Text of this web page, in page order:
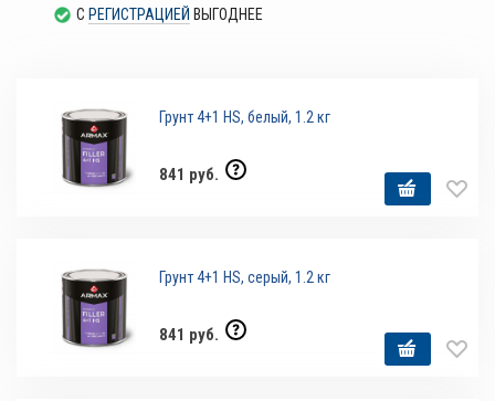
С РЕГИСТРАЦИЕЙ ВЫГОДНЕЕ
Грунт 4+1 HS, белый, 1.2 кг
841 руб.
Грунт 4+1 HS, серый, 1.2 кг
841 руб.